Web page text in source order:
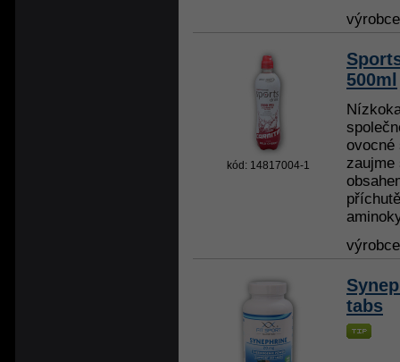
kód: 14817004-1
500ml
ovocné
zaujme
tabs